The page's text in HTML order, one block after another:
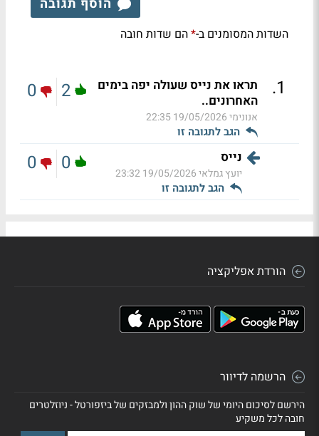
השדות המסומנים ב-*הם שדות חובה
1
.
תראו את נייס שעולה יפה בימים
האחרונים..
אנונימי19/05/2026 22:35
הגב לתגובה זו
2
0
נייס
יועץ גמלאי19/05/2026 23:32
הגב לתגובה זו
0
0
הורדת אפליקציה
הרשמה לדיוור
הירשם לסיכום היומי של שוק ההון ולמבזקים של ביזפורטל - ניוזלטרים
חובה לכל משקיע